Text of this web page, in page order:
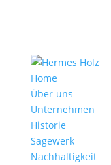
Home
Über uns
Unternehmen
Historie
Sägewerk
Nachhaltigkeit